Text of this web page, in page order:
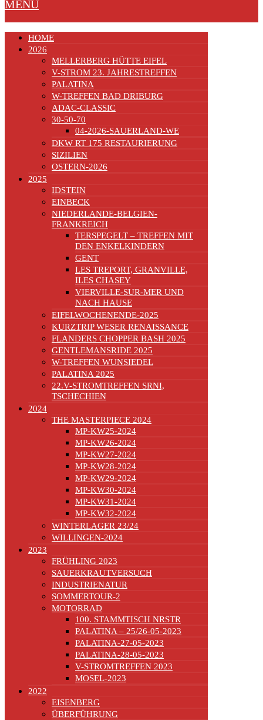
MENU
HOME
2026
MELLERBERG HÜTTE EIFEL
V-STROM 23. JAHRESTREFFEN
PALATINA
W-TREFFEN BAD DRIBURG
ADAC-CLASSIC
30-50-70
04-2026-SAUERLAND-WE
DKW RT 175 RESTAURIERUNG
SIZILIEN
OSTERN-2026
2025
IDSTEIN
EINBECK
NIEDERLANDE-BELGIEN-
FRANKREICH
TERSPEGELT – TREFFEN MIT
DEN ENKELKINDERN
GENT
LES TREPORT, GRANVILLE,
ILES CHASEY
VIERVILLE-SUR-MER UND
NACH HAUSE
EIFELWOCHENENDE-2025
KURZTRIP WESER RENAISSANCE
FLANDERS CHOPPER BASH 2025
GENTLEMANSRIDE 2025
W-TREFFEN WUNSIEDEL
PALATINA 2025
22.V-STROMTREFFEN SRNI,
TSCHECHIEN
2024
THE MASTERPIECE 2024
MP-KW25-2024
MP-KW26-2024
MP-KW27-2024
MP-KW28-2024
MP-KW29-2024
MP-KW30-2024
MP-KW31-2024
MP-KW32-2024
WINTERLAGER 23/24
WILLINGEN-2024
2023
FRÜHLING 2023
SAUERKRAUTVERSUCH
INDUSTRIENATUR
SOMMERTOUR-2
MOTORRAD
100. STAMMTISCH NRSTR
PALATINA – 25/26-05-2023
PALATINA-27-05-2023
PALATINA-28-05-2023
V-STROMTREFFEN 2023
MOSEL-2023
2022
EISENBERG
ÜBERFÜHRUNG